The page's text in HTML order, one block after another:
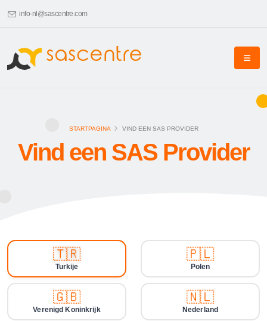
info-nl@sascentre.com
STARTPAGINA VIND EEN SAS PROVIDER
Vind een SAS Provider
🇹🇷
Turkije
🇵🇱
Polen
🇬🇧
Verenigd Koninkrijk
🇳🇱
Nederland